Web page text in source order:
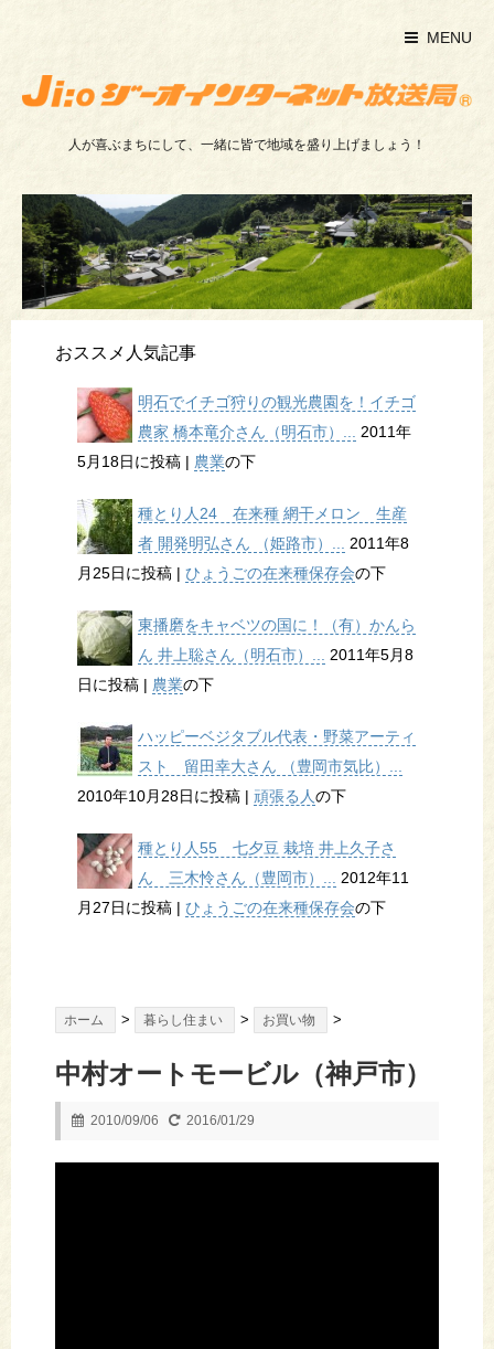
MENU
人が喜ぶまちにして、一緒に皆で地域を盛り上げましょう！
おススメ人気記事
明石でイチゴ狩りの観光農園を！イチゴ
農家 橋本竜介さん（明石市）... 2011年
5月18日に投稿 | 農業の下
種とり人24 在来種 網干メロン 生産
者 開発明弘さん （姫路市）... 2011年8
月25日に投稿 | ひょうごの在来種保存会の下
東播磨をキャベツの国に！（有）かんら
ん 井上聡さん（明石市）... 2011年5月8
日に投稿 | 農業の下
ハッピーベジタブル代表・野菜アーティ
スト 留田幸大さん （豊岡市気比）...
2010年10月28日に投稿 | 頑張る人の下
種とり人55 七夕豆 栽培 井上久子さ
ん 三木怜さん（豊岡市）... 2012年11
月27日に投稿 | ひょうごの在来種保存会の下
ホーム > 暮らし住まい > お買い物 >
中村オートモービル（神戸市）
2010/09/06 2016/01/29